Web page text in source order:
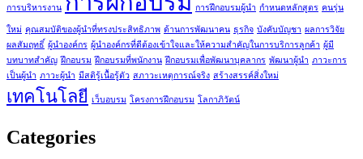
การบริหารงาน การฝึกอบรมผู้นำ กำหนดหลักสูตร คนรุ่น
ใหม่ คุณสมบัติของผู้นำที่ทรงประสิทธิภาพ ด้านการพัฒนาคน ธุรกิจ บังคับบัญชา ผลการวิจัย
ผลสัมฤทธิ์ ผู้นำองค์กร ผู้นำองค์กรที่ดีต้องเข้าใจและให้ความสำคัญในการบริการลูกค้า ผู้มี
บทบาทสำคัญ ฝึกอบรม ฝึกอบรมที่พนักงาน ฝึกอบรมเพื่อพัฒนาบุคลากร พัฒนาผู้นำ ภาวะการ
เป็นผู้นำ ภาวะผู้นำ มีสติรู้เนื้อรู้ตัว สภาวะเหตุการณ์จริง สร้างสรรค์สิ่งใหม่
เทคโนโลยี เว็บอบรม โครงการฝึกอบรม โลกาภิวัตน์
Categories